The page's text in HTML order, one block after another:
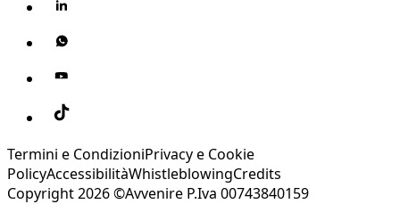
Termini e CondizioniPrivacy e Cookie
PolicyAccessibilitàWhistleblowingCredits
Copyright 2026 ©Avvenire P.Iva 00743840159